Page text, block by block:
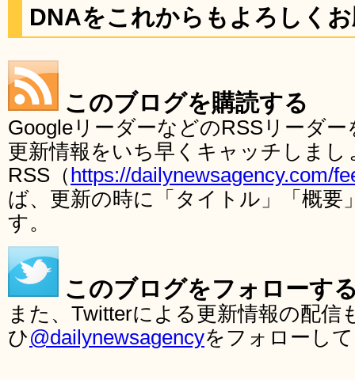
DNAをこれからもよろしく
このブログを購読する
GoogleリーダーなどのRSSリーダ
更新情報をいち早くキャッチしま
RSS（ https://dailynewsagency.com/
ば、更新の時に「タイトル」「概要
す。
このブログをフォローす
また、Twitterによる更新情報の配
ひ@dailynewsagencyをフォローし